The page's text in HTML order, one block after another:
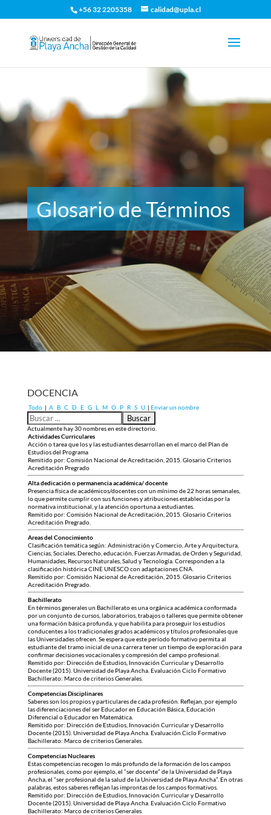
+56 32 2205358 calidad@upla.cl
Glosario de Términos
DOCENCIA
Todo | A B C D E G L M O P R S U | Enviar un nombre
Actualmente hay 30 nombres en este directorio.
Actividades Curriculares
Acción o tarea que los y las estudiantes desarrollan en el marco del Plan de
Estudios del Programa
Remitido por: Comisión Nacional de Acreditación, 2015. Glosario Criterios
Acreditación Pregrado
Alta dedicación o permanencia académica/ docente
Presencia física de académicos/docentes con un mínimo de 22 horas semanales,
lo que permite cumplir con sus funciones y atribuciones establecidas por la
normativa institucional, y la atención oportuna a estudiantes.
Remitido por: Comisión Nacional de Acreditación, 2015. Glosario Criterios
Acreditación Pregrado.
Areas del Conocimiento
Clasificación temática según: Administración y Comercio, Arte y Arquitectura,
Ciencias, Sociales, Derecho, educación, Fuerzas Armadas, de Orden y Seguridad,
Humanidades, Recursos Naturales, Salud y Tecnología. Corresponden a la
clasificación histórica CINE UNESCO con adaptaciones CNA.
Remitido por: Comisión Nacional de Acreditación, 2015. Glosario Criterios
Acreditación Pregrado.
Bachillerato
En términos generales un Bachillerato es una orgánica académica conformada
por un conjunto de cursos, laboratorios, trabajos o talleres que permite obtener
una formación básica profunda, y que habilita para proseguir los estudios
conducentes a los tradicionales grados académicos y títulos profesionales que
las Universidades ofrecen. Se espera que este período formativo permita al
estudiante del tramo inicial de una carrera tener un tiempo de exploración para
confirmar decisiones vocacionales y compresión del campo profesional.
Remitido por: Dirección de Estudios, Innovación Curricular y Desarrollo
Docente (2015). Universidad de Playa Ancha. Evaluación Ciclo Formativo
Bachillerato: Marco de criterios Generales.
Competencias Disciplinares
Saberes son los propios y particulares de cada profesión. Reflejan, por ejemplo
las diferenciaciones del ser Educador en Educación Básica, Educación
Diferencial o Educador en Matemática.
Remitido por: Dirección de Estudios, Innovación Curricular y Desarrollo
Docente (2015). Universidad de Playa Ancha. Evaluación Ciclo Formativo
Bachillerato: Marco de criterios Generales.
Competencias Nucleares
Estas competencias recogen lo más profundo de la formación de los campos
profesionales, como por ejemplo, el “ser docente” de la Universidad de Playa
Ancha, el “ser profesional de la salud de la Universidad de Playa Ancha”. En otras
palabras, estos saberes reflejan las improntas de los campos formativos.
Remitido por: Dirección de Estudios, Innovación Curricular y Desarrollo
Docente (2015). Universidad de Playa Ancha. Evaluación Ciclo Formativo
Bachillerato: Marco de criterios Generales.